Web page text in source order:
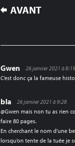
NAVIGATION
AVANT
Gwen
26 janvier 2021 à 8:19
C’est donc ça la fameuse
bla
26 janvier 2021 à 9:28
@Gwen mais non tu as rien
faire 80 pages.
En cherchant le nom d’une
lorsqu’on tente de la tuée je